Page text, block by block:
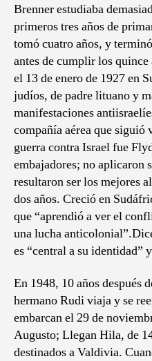
Brenner estudiaba
primeros tres años de
tomó cuatro años, y
antes de cumplir los
el 13 de enero de 1927 en
judíos, de padre lituano y
manifestaciones
compañía aérea que siguió
guerra contra Israel fue
embajadores; no aplicaron
resultaron ser los mejores
dos años. Creció en
que “aprendió a ver el
una lucha
es “central a su identidad”
En 1948, 10 años después
hermano Rudi viaja y se
embarcan el 29 de
Augusto; Llegan Hila, de
destinados a Valdivia.